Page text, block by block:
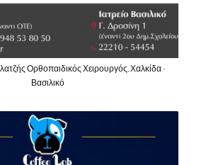
Ορθοπαιδικός Χειρουργός, Χαλκίδα -
Βασιλικό